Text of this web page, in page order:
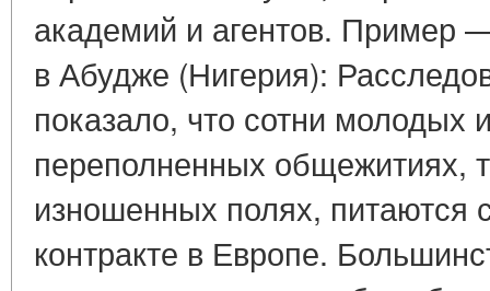
академий и агентов. Пример
в Абудже (Нигерия):
показало, что сотни молодых
переполненных общежитиях,
изношенных полях, питаются
контракте в Европе.